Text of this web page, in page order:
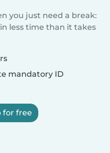
you just need a break:
less time than it takes
mandatory ID
for free